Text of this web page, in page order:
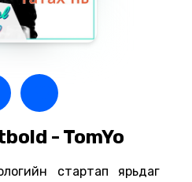
- TomYo
стартап ярьдаг